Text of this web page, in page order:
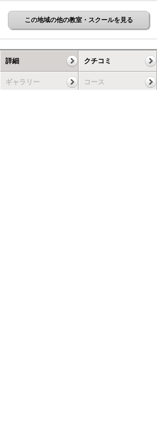
この地域の他の教室・スクールを見る
詳細 クチコミ
ギャラリー コース